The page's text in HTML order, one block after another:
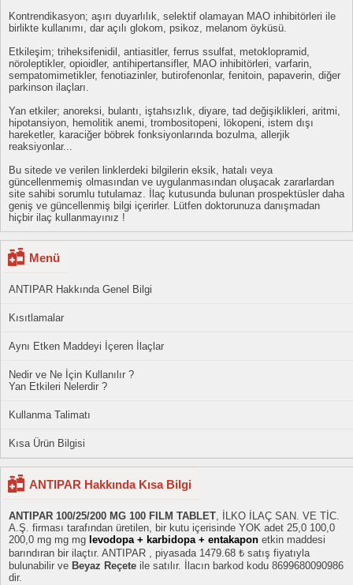
Kontrendikasyon; aşırı duyarlılık, selektif olamayan MAO inhibitörleri ile
birlikte kullanımı, dar açılı glokom, psikoz, melanom öyküsü.
Etkileşim; triheksifenidil, antiasitler, ferrus ssulfat, metoklopramid,
nöroleptikler, opioidler, antihipertansifler, MAO inhibitörleri, varfarin,
sempatomimetikler, fenotiazinler, butirofenonlar, fenitoin, papaverin, diğer
parkinson ilaçları.
Yan etkiler; anoreksi, bulantı, iştahsızlık, diyare, tad değişiklikleri, aritmi,
hipotansiyon, hemolitik anemi, trombositopeni, lökopeni, istem dışı
hareketler, karaciğer böbrek fonksiyonlarında bozulma, allerjik
reaksiyonlar...
Bu sitede ve verilen linklerdeki bilgilerin eksik, hatalı veya
güncellenmemiş olmasından ve uygulanmasından oluşacak zararlardan
site sahibi sorumlu tutulamaz. İlaç kutusunda bulunan prospektüsler daha
geniş ve güncellenmiş bilgi içerirler. Lütfen doktorunuza danışmadan
hiçbir ilaç kullanmayınız !
Menü
ANTIPAR Hakkında Genel Bilgi
Kısıtlamalar
Aynı Etken Maddeyi İçeren İlaçlar
Nedir ve Ne İçin Kullanılır ?
Yan Etkileri Nelerdir ?
Kullanma Talimatı
Kısa Ürün Bilgisi
ANTIPAR Hakkında Kısa Bilgi
ANTIPAR 100/25/200 MG 100 FILM TABLET, İLKO İLAÇ SAN. VE TİC.
A.Ş. firması tarafından üretilen, bir kutu içerisinde YOK adet 25,0 100,0
200,0 mg mg mg levodopa + karbidopa + entakapon etkin maddesi
barındıran bir ilaçtır. ANTIPAR , piyasada 1479.68 ₺ satış fiyatıyla
bulunabilir ve Beyaz Reçete ile satılır. İlacın barkod kodu 8699680090986
dir.